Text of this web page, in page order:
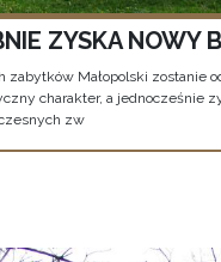
ZYSKA NOWY
Małopolski zostanie
charakter, a jednocześnie
zw